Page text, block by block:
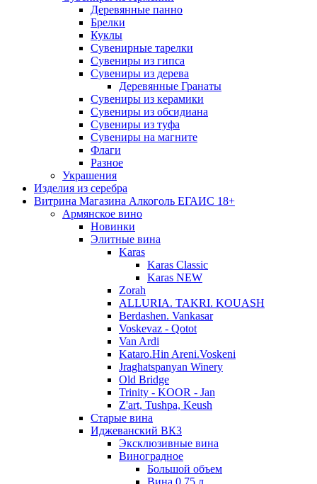
Деревянные панно
Брелки
Куклы
Сувенирные тарелки
Сувениры из гипса
Сувениры из дерева
Деревянные Гранаты
Сувениры из керамики
Сувениры из обсидиана
Сувениры из туфа
Сувениры на магните
Флаги
Разное
Украшения
Изделия из серебра
Витрина Магазина Алкоголь ЕГАИС 18+
Армянское вино
Новинки
Элитные вина
Karas
Karas Classic
Karas NEW
Zorah
ALLURIA. TAKRI. KOUASH
Berdashen. Vankasar
Voskevaz - Qotot
Van Ardi
Kataro.Hin Areni.Voskeni
Jraghatspanyan Winery
Old Bridge
Trinity - KOOR - Jan
Z'art, Tushpa, Keush
Старые вина
Иджеванский ВК3
Эксклюзивные вина
Виноградное
Большой объем
Вина 0,75 л